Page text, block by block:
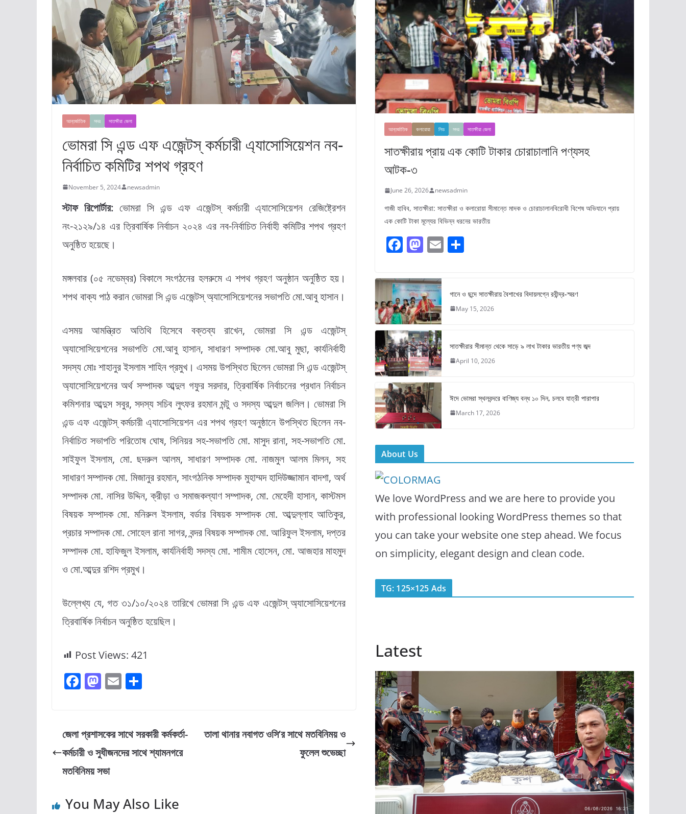
আন্তর্জাতিক সদর সাতক্ষীরা জেলা
ভোমরা সি এন্ড এফ এজেন্টস্ কর্মচারী এ্যাসোসিয়েশন নব-
নির্বাচিত কমিটির শপথ গ্রহণ
November 5, 2024 newsadmin
স্টাফ রিপোর্টার:ভোমরা সি এন্ড এফ এজেন্টস্ কর্মচারী এ্যাসোসিয়েশন রেজিষ্ট্রেশন
নং-২১২৯/১৪ এর ত্রিবার্ষিক নির্বাচন ২০২৪ এর নব-নির্বাচিত নির্বাহী কমিটির শপথ গ্রহণ
অনুষ্ঠিত হয়েছে।
মঙ্গলবার (০৫ নভেম্বর) বিকালে সংগঠনের হলরুমে এ শপথ গ্রহণ অনুষ্ঠান অনুষ্ঠিত হয়।
শপথ বাক্য পাঠ করান ভোমরা সি এন্ড এজেন্টস্ অ্যাসোসিয়েশনের সভাপতি মো.আবু হাসান।
এসময় আমন্ত্রিত অতিথি হিসেবে বক্তব্য রাখেন, ভোমরা সি এন্ড এজেন্টস্
অ্যাসোসিয়েশনের সভাপতি মো.আবু হাসান, সাধারণ সম্পাদক মো.আবু মুছা, কার্যনির্বাহী
সদস্য মোঃ শাহানুর ইসলাম শাহিন প্রমুখ। এসময় উপস্থিত ছিলেন ভোমরা সি এন্ড এজেন্টস্
অ্যাসোসিয়েশনের অর্থ সম্পাদক আব্দুল গফুর সরদার, ত্রিবার্ষিক নির্বাচনের প্রধান নির্বাচন
কমিশনার আব্দুস সবুর, সদস্য সচিব লুৎফর রহমান মন্টু ও সদস্য আব্দুল জলিল। ভোমরা সি
এন্ড এফ এজেন্টস্ কর্মচারী এ্যাসোসিয়েশন এর শপথ গ্রহণ অনুষ্ঠানে উপস্থিত ছিলেন নব-
নির্বাচিত সভাপতি পরিতোষ ঘোষ, সিনিয়র সহ-সভাপতি মো. মাসুদ রানা, সহ-সভাপতি মো.
সাইফুল ইসলাম, মো. ছদরুল আলম, সাধারণ সম্পাদক মো. নাজমুল আলম মিলন, সহ
সাধারণ সম্পাদক মো. মিজানুর রহমান, সাংগঠনিক সম্পাদক মুহাম্মদ হাদিউজ্জামান বাদশা, অর্থ
সম্পাদক মো. নাসির উদ্দিন, ক্রীড়া ও সমাজকল্যাণ সম্পাদক, মো. মেহেদী হাসান, কাস্টমস
বিষয়ক সম্পাদক মো. মনিরুল ইসলাম, বর্ডার বিষয়ক সম্পাদক মো. আব্দুল্লাহ আতিকুর,
প্রচার সম্পাদক মো. সোহেল রানা সাগর, বন্দর বিষয়ক সম্পাদক মো. আরিফুল ইসলাম, দপ্তর
সম্পাদক মো. হাফিজুল ইসলাম, কার্যনির্বাহী সদস্য মো. শামীম হোসেন, মো. আজহার মাহমুদ
ও মো.আব্দুর রশিদ প্রমুখ।
উল্লেখ্য যে, গত ৩১/১০/২০২৪ তারিখে ভোমরা সি এন্ড এফ এজেন্টস্ অ্যাসোসিয়েশনের
ত্রিবার্ষিক নির্বাচন অনুষ্ঠিত হয়েছিল।
Post Views: 421
F
e
b
o
o
M
o
d
o
n
E
l e
জেলা প্রশাসকের সাথে সরকারী কর্মকর্তা-
কর্মচারী ও সুধীজনদের সাথে শ্যামনগরে
মতবিনিময় সভা
তালা থানার নবাগত ওসি’র সাথে মতবিনিময় ও
ফুলেল শুভেচ্ছা
You May Also Like
আন্তর্জাতিক কলারোয়া লিড সদর সাতক্ষীরা জেলা
সাতক্ষীরায় প্রায় এক কোটি টাকার চোরাচালানি পণ্যসহ
আটক-৩
June 26, 2026 newsadmin
গাজী হাবিব, সাতক্ষীরা: সাতক্ষীরা ও কলারোয়া সীমান্তে মাদক ও চোরাচালানবিরোধী বিশেষ অভিযানে প্রায়
এক কোটি টাকা মূল্যের বিভিন্ন ধরনের ভারতীয়
F
c
e
b
o
o
k
M
st
o
d
o
n
E S
e
গানে ও ছন্দে সাতক্ষীরায় বৈশাখের বিদায়লগ্নে রবীন্দ্র-স্মরণ
May 15, 2026
সাতক্ষীরার সীমান্ত থেকে সাড়ে ৯ লাখ টাকার ভারতীয় পণ্য জব্দ
April 10, 2026
ঈদে ভোমরা স্থলবন্দরে বাণিজ্য বন্ধ ১০ দিন, চলবে যাত্রী পারাপার
March 17, 2026
About Us
We love WordPress and we are here to provide you
with professional looking WordPress themes so that
you can take your website one step ahead. We focus
on simplicity, elegant design and clean code.
TG: 125×125 Ads
Latest